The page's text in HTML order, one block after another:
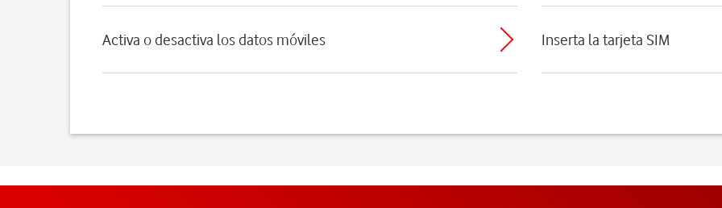
Activa o desactiva los datos móviles Inserta la tarjeta SIM